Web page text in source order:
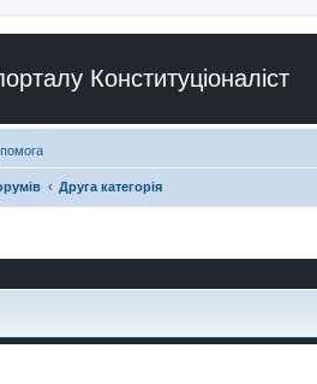
Конституціоналіст
Друга категорія